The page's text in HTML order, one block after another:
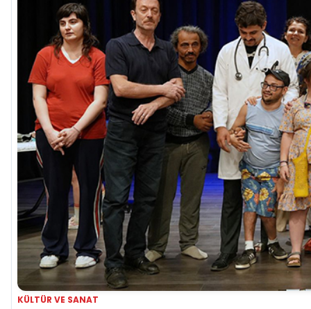
KÜLTÜR VE SANAT